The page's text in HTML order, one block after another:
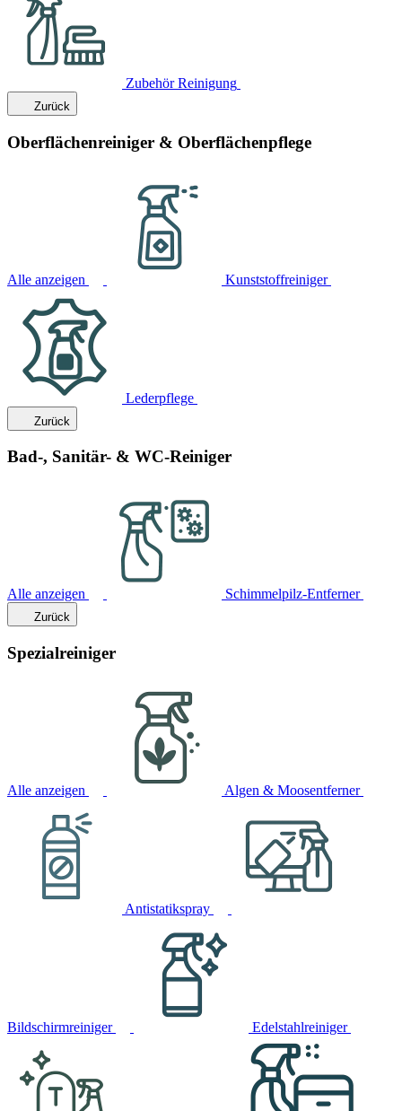
Zubehör Reinigung
Zurück
Oberflächenreiniger & Oberflächenpflege
Alle anzeigen Kunststoffreiniger
Lederpflege
Zurück
Bad-, Sanitär- & WC-Reiniger
Alle anzeigen Schimmelpilz-Entferner
Zurück
Spezialreiniger
Alle anzeigen Algen & Moosentferner
Antistatikspray
Bildschirmreiniger Edelstahlreiniger